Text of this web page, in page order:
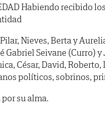
Habiendo recibido
Nieves, Berta y
Gabriel Seivane (Curro)
César, David,
políticos, sobrinos,
su alma.